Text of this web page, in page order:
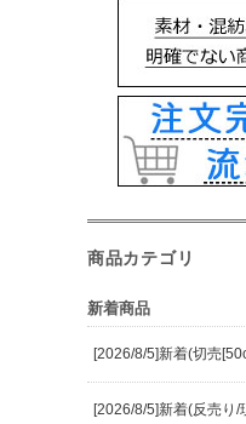
商品カテゴリ
新着商品
[2026/8/5]新着(切売
[2026/8/5]新着(反売り/